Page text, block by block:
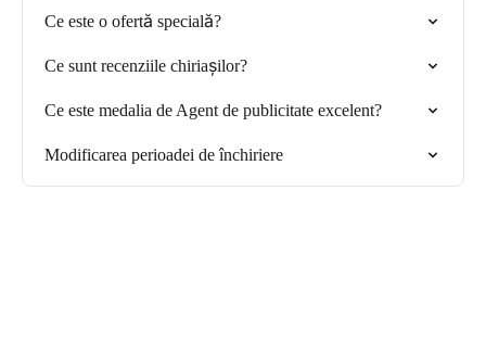
Ce este o ofertă specială?
Ce sunt recenziile chiriașilor?
Ce este medalia de Agent de publicitate excelent?
Modificarea perioadei de închiriere